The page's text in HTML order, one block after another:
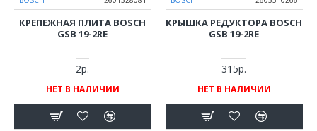
КРЕПЕЖНАЯ ПЛИТА BOSCH
GSB 19-2RE
2р.
НЕТ В НАЛИЧИИ
КРЫШКА РЕДУКТОРА BOSCH
GSB 19-2RE
315р.
НЕТ В НАЛИЧИИ